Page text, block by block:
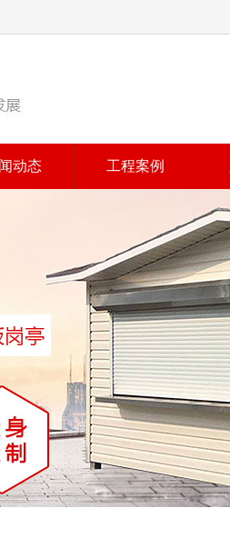
动态 工程案例